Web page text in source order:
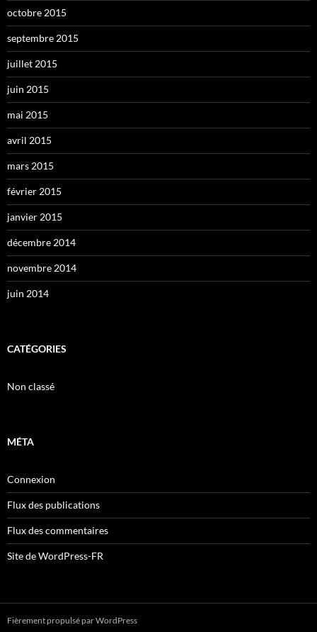
octobre 2015
septembre 2015
juillet 2015
juin 2015
mai 2015
avril 2015
mars 2015
février 2015
janvier 2015
décembre 2014
novembre 2014
juin 2014
CATÉGORIES
Non classé
MÉTA
Connexion
Flux des publications
Flux des commentaires
Site de WordPress-FR
Fièrement propulsé par WordPress